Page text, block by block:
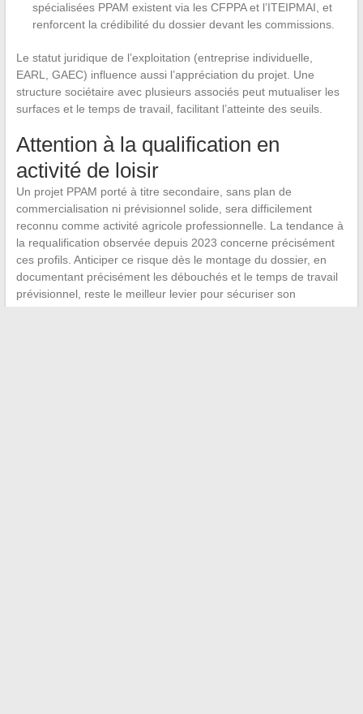
spécialisées PPAM existent via les CFPPA et l’ITEIPMAI, et
renforcent la crédibilité du dossier devant les commissions.
Le statut juridique de l’exploitation (entreprise individuelle,
EARL, GAEC) influence aussi l’appréciation du projet. Une
structure sociétaire avec plusieurs associés peut mutualiser les
surfaces et le temps de travail, facilitant l’atteinte des seuils.
Attention à la qualification en
activité de loisir
Un projet PPAM porté à titre secondaire, sans plan de
commercialisation ni prévisionnel solide, sera difficilement
reconnu comme activité agricole professionnelle. La tendance à
la requalification observée depuis 2023 concerne précisément
ces profils. Anticiper ce risque dès le montage du dossier, en
documentant précisément les débouchés et le temps de travail
prévisionnel, reste le meilleur levier pour sécuriser son